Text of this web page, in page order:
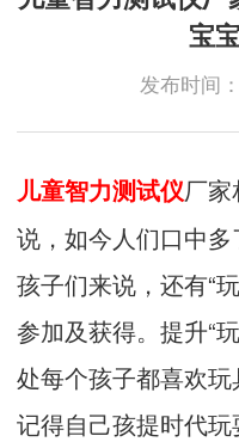
宝
发布时间
儿童智力测试仪厂家
说，如今人们口中多
孩子们来说，还有“
参加及获得。提升“
处每个孩子都喜欢
记得自己孩提时代